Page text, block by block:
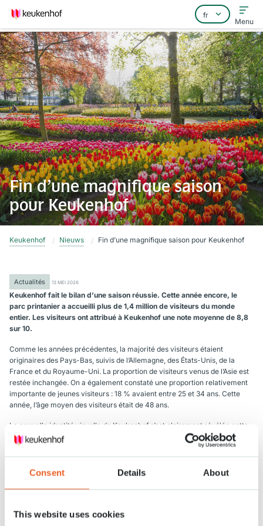
Consent Details About
This website uses cookies
Home
Foire aux questions
Contact
Menu
Fin d’une magnifique saison
pour Keukenhof
Keukenhof Nieuws Fin d’une magnifique saison pour Keukenhof
Actualités 13 MEI 2026
Keukenhof fait le bilan d’une saison réussie. Cette année encore, le
parc printanier a accueilli plus de 1,4 million de visiteurs du monde
entier. Les visiteurs ont attribué à Keukenhof une note moyenne de 8,8
sur 10.
Comme les années précédentes, la majorité des visiteurs étaient
originaires des Pays-Bas, suivis de l’Allemagne, des États-Unis, de la
France et du Royaume-Uni. La proportion de visiteurs venus de l’Asie est
restée inchangée. On a également constaté une proportion relativement
importante de jeunes visiteurs : 18 % avaient entre 25 et 34 ans. Cette
année, l’âge moyen des visiteurs était de 48 ans.
La nouvelle identité visuelle de Keukenhof s’est clairement révélée cette
année. Les visiteurs ont pu la découvrir dès leur arrivée au parc grâce au
nouveau logo apposé sur le bâtiment à l’entrée. D’autres éléments visuels,
tels que les drapeaux, la signalisation et l’aménagement des expositions
florales ont contribué à ce sentiment de renouveau, ce qui a eu un effet
l’expérience des visiteurs.
L’une des principales nouveautés pour les visiteurs a été l’ouverture de la